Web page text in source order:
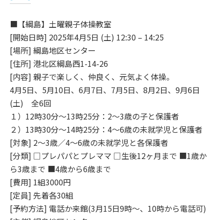
■【綱島】土曜親子体操教室
[開始日時] 2025年4月5日 (土) 12:30 – 14:25
[場所] 綱島地区センター
[住所] 港北区綱島西1-14-26
[内容] 親子で楽しく、仲良く、元気よく体操。
4月5日、5月10日、6月7日、7月5日、8月2日、9月6日
(土) 全6回
１）12時30分～13時25分：2～3歳の子と保護者
２）13時30分～14時25分：4～6歳の未就学児と保護者
[対象] 2～3歳／4～6歳の未就学児と各保護者
[分類] □プレパパとプレママ □生後12ヶ月まで ■1歳か
ら3歳まで ■4歳から6歳まで
[費用] 1組3000円
[定員] 先着各30組
[予約方法] 電話か来館(3月15日9時～、10時から電話可)